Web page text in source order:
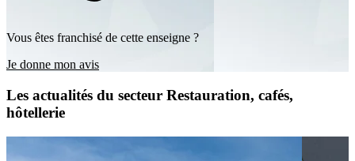
Vous êtes franchisé de cette enseigne ?
Je donne mon avis
Les actualités du secteur Restauration, cafés,
hôtellerie